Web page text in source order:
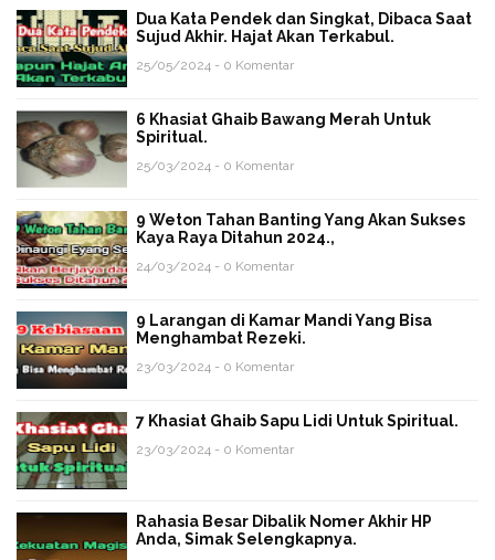
Dua Kata Pendek dan Singkat, Dibaca Saat
Sujud Akhir. Hajat Akan Terkabul.
25/05/2024 - 0 Komentar
6 Khasiat Ghaib Bawang Merah Untuk
Spiritual.
25/03/2024 - 0 Komentar
9 Weton Tahan Banting Yang Akan Sukses
Kaya Raya Ditahun 2024.,
24/03/2024 - 0 Komentar
9 Larangan di Kamar Mandi Yang Bisa
Menghambat Rezeki.
23/03/2024 - 0 Komentar
7 Khasiat Ghaib Sapu Lidi Untuk Spiritual.
23/03/2024 - 0 Komentar
Rahasia Besar Dibalik Nomer Akhir HP
Anda, Simak Selengkapnya.